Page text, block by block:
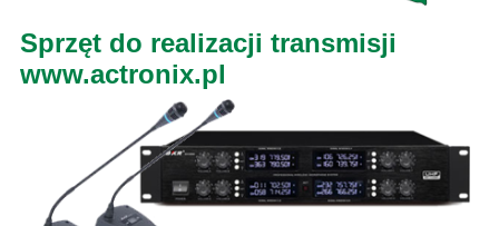
Sprzęt do realizacji transmisji
www.actronix.pl